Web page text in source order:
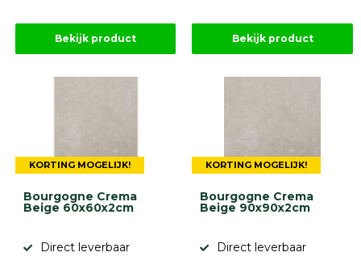
Bekijk product Bekijk product
KORTING MOGELIJK!
Bourgogne Crema
Beige 60x60x2cm
Direct leverbaar
KORTING MOGELIJK!
Bourgogne Crema
Beige 90x90x2cm
Direct leverbaar